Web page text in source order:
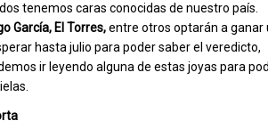
tenemos caras conocidas de nuestro país.
García, El Torres,entre otros optarán a ganar
hasta julio para poder saber el veredicto,
ir leyendo alguna de estas joyas para